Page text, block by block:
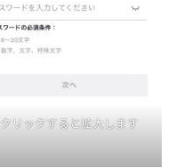
クリックすると拡大します